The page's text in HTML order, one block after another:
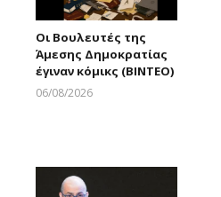
Οι Βουλευτές της
Άμεσης Δημοκρατίας
έγιναν κόμικς (ΒΙΝΤΕΟ)
06/08/2026